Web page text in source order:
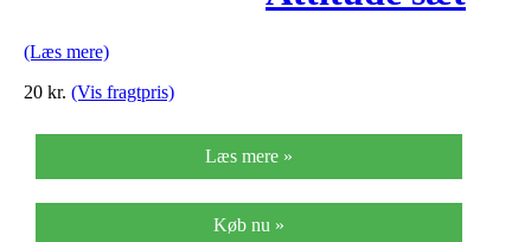
(Læs mere)
20 kr. (Vis fragtpris)
Læs mere »
Køb nu »